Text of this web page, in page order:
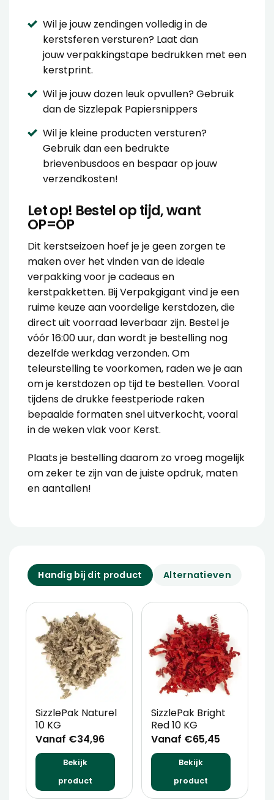
Wil je jouw zendingen volledig in de
kerstsferen versturen? Laat dan
jouwverpakkingstape bedrukken met een
kerstprint.
Wil je jouw dozen leuk opvullen? Gebruik
dan deSizzlepak Papiersnippers
Wil je kleine producten versturen?
Gebruik dan een bedrukte
brievenbusdoosen bespaar op jouw
verzendkosten!
Let op! Bestel op tijd, want
OP=OP
Dit kerstseizoen hoef je je geen zorgen te
maken over het vinden van de ideale
verpakking voor je cadeaus en
kerstpakketten. Bij Verpakgigant vind je een
ruime keuze aan voordelige kerstdozen, die
direct uit voorraad leverbaar zijn. Bestel je
vóór 16:00 uur, dan wordt je bestelling nog
dezelfde werkdag verzonden. Om
teleurstelling te voorkomen, raden we je aan
om je kerstdozen op tijd te bestellen. Vooral
tijdens de drukke feestperiode raken
bepaalde formaten snel uitverkocht, vooral
in de weken vlak voor Kerst.
Plaats je bestelling daarom zo vroeg mogelijk
om zeker te zijn van de juiste opdruk, maten
en aantallen!
Handig bij dit product Alternatieven
SizzlePak Naturel
10 KG
Vanaf €34,96
Bekijk
product
SizzlePak Bright
Red 10 KG
Vanaf €65,45
Bekijk
product